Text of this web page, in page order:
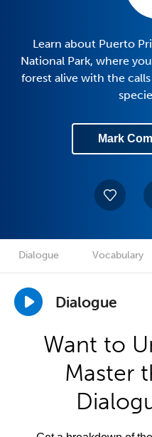
Learn about Puerto
National Park, where
forest alive with the
Mark
Dialogue Vocabulary
Dialogue
Want to
Master